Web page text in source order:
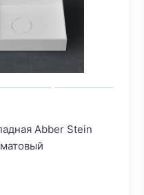
Abber Stein